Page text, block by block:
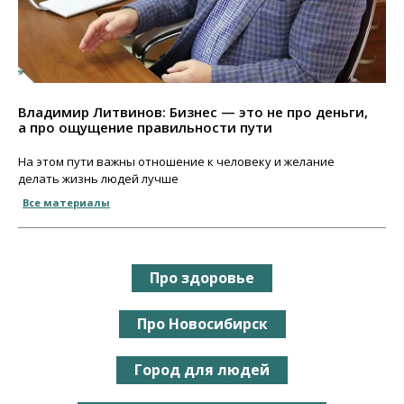
Владимир Литвинов: Бизнес — это не про деньги,
а про ощущение правильности пути
На этом пути важны отношение к человеку и желание
делать жизнь людей лучше
Все материалы
Про здоровье
Про Новосибирск
Город для людей